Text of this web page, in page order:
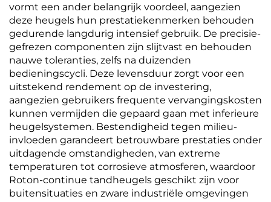
vormt een ander belangrijk voordeel, aangezien
deze heugels hun prestatiekenmerken behouden
gedurende langdurig intensief gebruik. De precisie-
gefrezen componenten zijn slijtvast en behouden
nauwe toleranties, zelfs na duizenden
bedieningscycli. Deze levensduur zorgt voor een
uitstekend rendement op de investering,
aangezien gebruikers frequente vervangingskosten
kunnen vermijden die gepaard gaan met inferieure
heugelsystemen. Bestendigheid tegen milieu-
invloeden garandeert betrouwbare prestaties onder
uitdagende omstandigheden, van extreme
temperaturen tot corrosieve atmosferen, waardoor
Roton-continue tandheugels geschikt zijn voor
buitensituaties en zware industriële omgevingen